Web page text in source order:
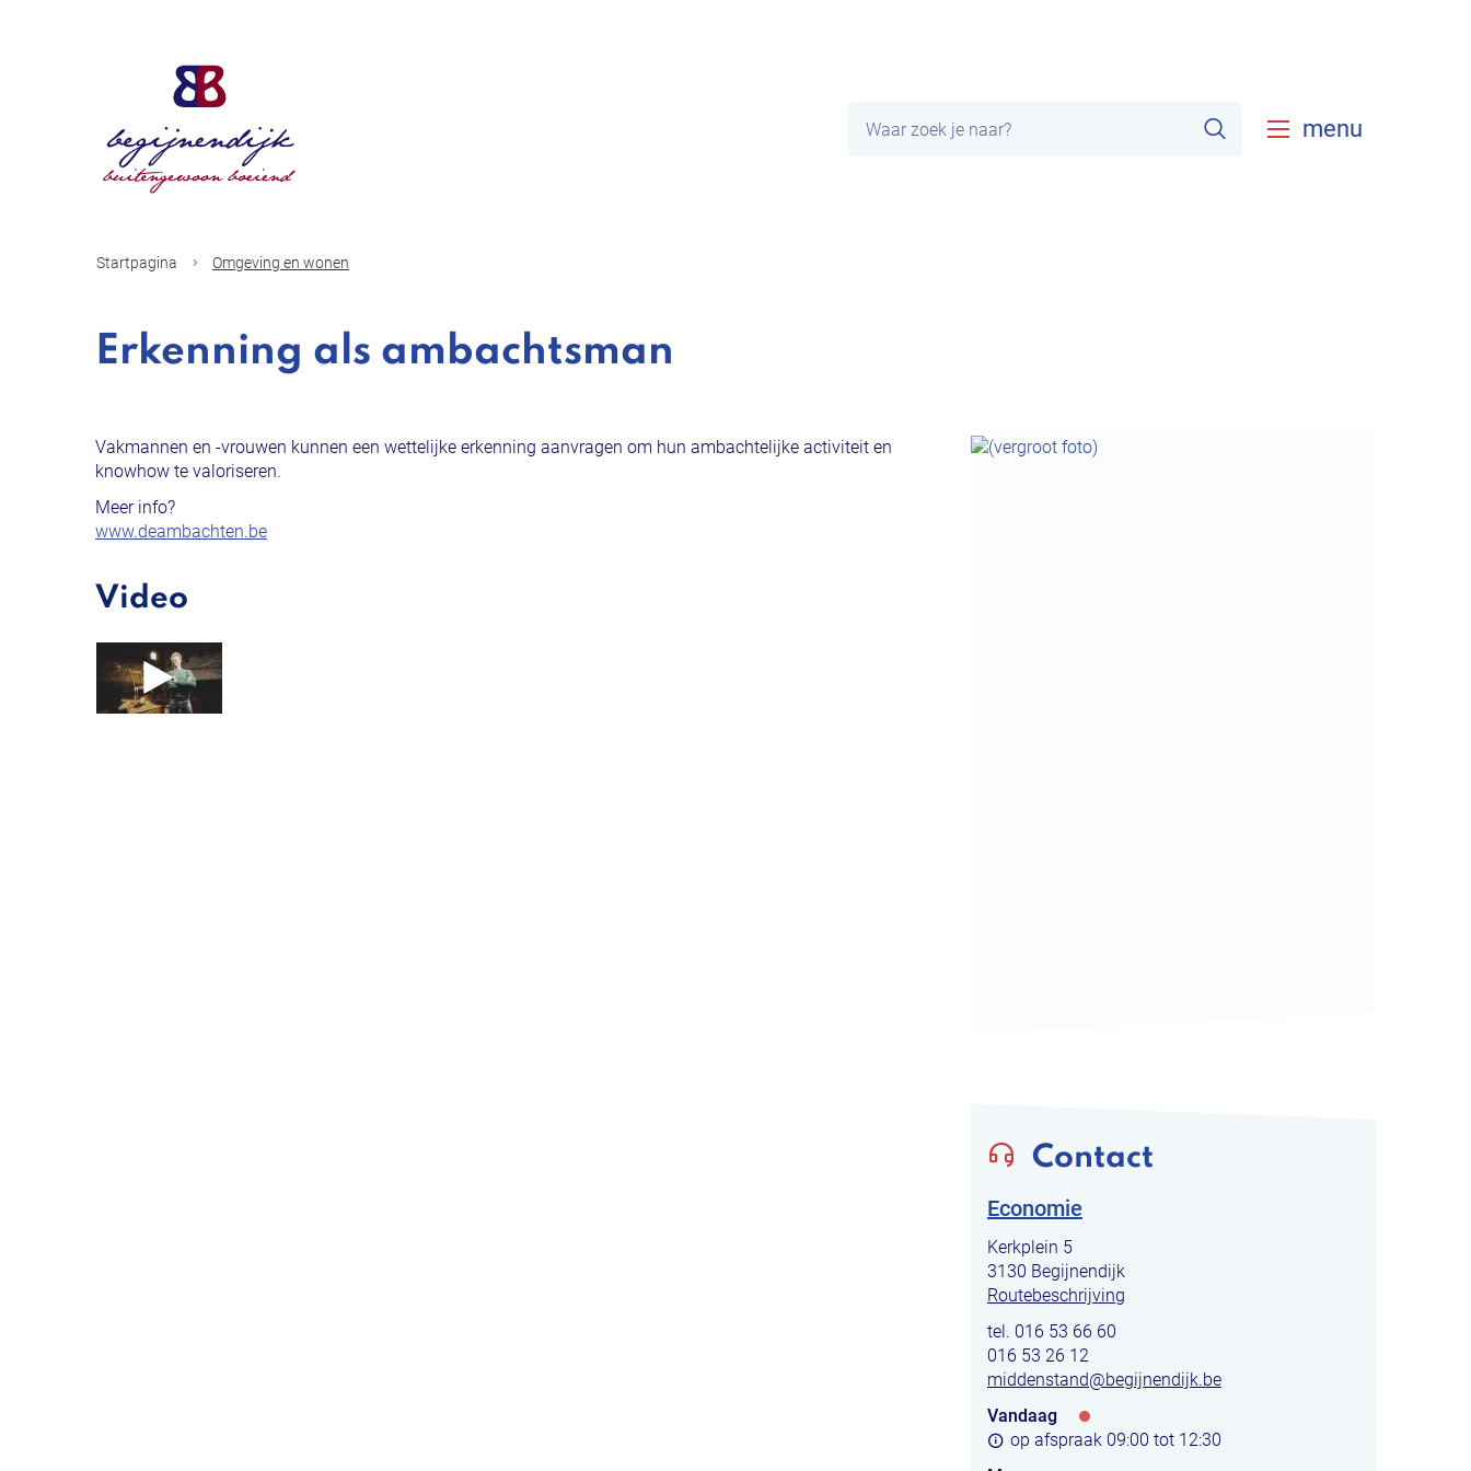
Gemeente
Begijnendijk
zoek
Zoeken menu
Startpagina Omgeving en wonen
Erkenning als ambachtsman
Vakmannen en -vrouwen kunnen een wettelijke erkenning aanvragen om hun ambachtelijke activiteit en
knowhow te valoriseren.
Meer info?
www.deambachten.be
Video
Contact
Economie
Adres
Kerkplein 5
,3130 Begijnendijk
Routebeschrijving
tel. 016 53 66 60
Fax
016 53 26 12
E-
middenstand@begijnendijk.be
Openingsuren
Vandaag
op afspraak 09:00 tot 12:30